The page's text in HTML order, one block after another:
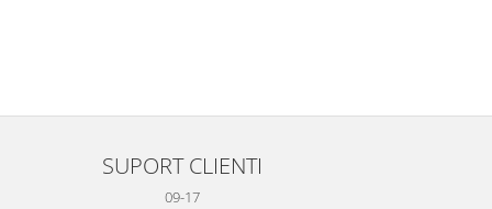
SUPORT CLIENTI
09-17